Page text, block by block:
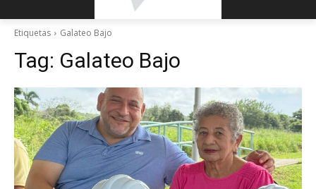
Etiquetas Galateo Bajo
Tag: Galateo Bajo